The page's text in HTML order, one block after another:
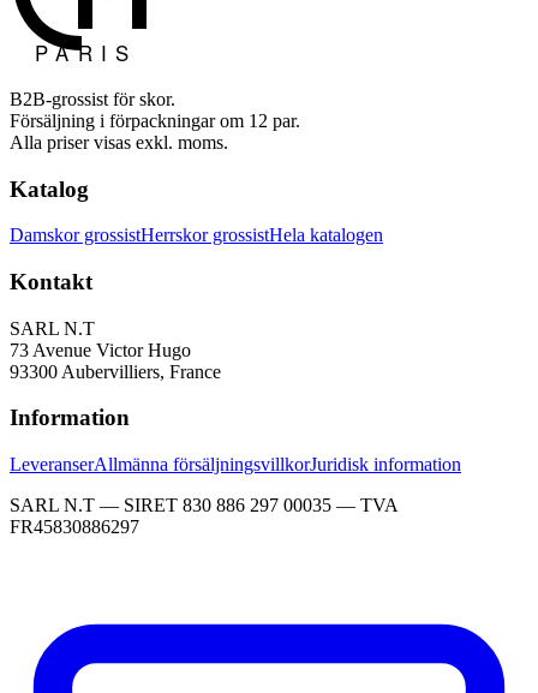
B2B-grossist för skor.
Försäljning i förpackningar om 12 par.
Alla priser visas exkl. moms.
Katalog
Damskor grossistHerrskor grossistHela katalogen
Kontakt
SARL N.T
73 Avenue Victor Hugo
93300 Aubervilliers, France
Information
LeveranserAllmänna försäljningsvillkorJuridisk information
SARL N.T — SIRET 830 886 297 00035 — TVA
FR45830886297